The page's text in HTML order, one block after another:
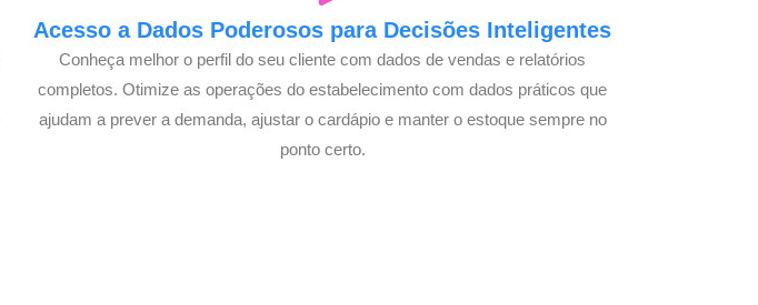
Acesso a Dados Poderosos para Decisões Inteligentes
Conheça melhor o perfil do seu cliente com dados de vendas e relatórios
completos. Otimize as operações do estabelecimento com dados práticos que
ajudam a prever a demanda, ajustar o cardápio e manter o estoque sempre no
ponto certo.